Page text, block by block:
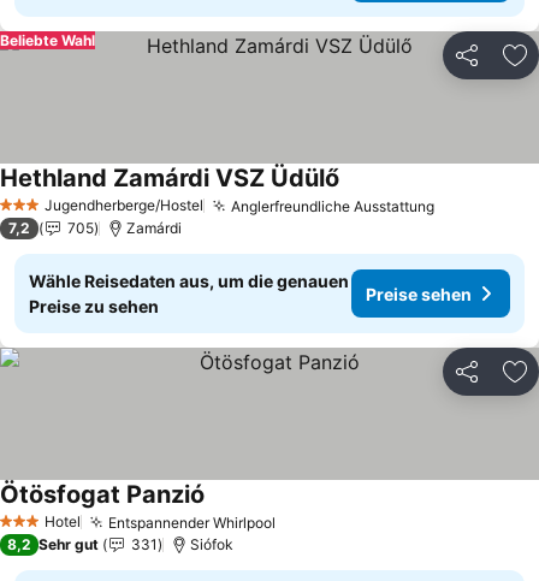
Teilen
Beliebte Wahl
3 SterneJugendherberge/Hostel Anglerfreundliche AusstattungPreise
Hethland Zamárdi VSZ Üdülő
7,2 705 Zamárdi
Wähle Reisedaten aus, um die genauen
Preise zu sehen
Preise sehen
Teilen
3 SterneHotel Entspannender Whirlpool
Ötösfogat Panzió
8,2 Sehr gut 331 Siófok